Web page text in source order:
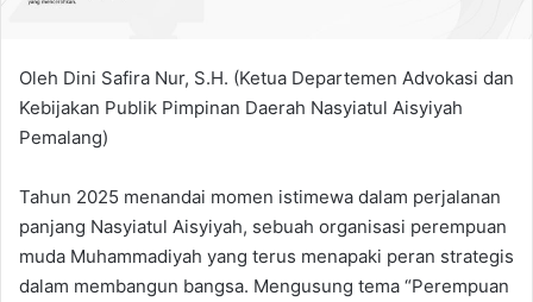
Oleh Dini Safira Nur, S.H. (Ketua Departemen Advokasi dan
Kebijakan Publik Pimpinan Daerah Nasyiatul Aisyiyah
Pemalang)
Tahun 2025 menandai momen istimewa dalam perjalanan
panjang Nasyiatul Aisyiyah, sebuah organisasi perempuan
muda Muhammadiyah yang terus menapaki peran strategis
dalam membangun bangsa. Mengusung tema “Perempuan